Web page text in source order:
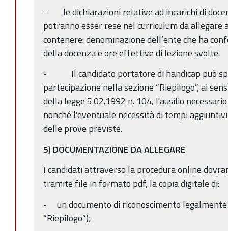
- le dichiarazioni relative ad incarichi di
potranno esser rese nel curriculum da allegare
contenere: denominazione dell’ente che ha
della docenza e ore effettive di lezione svolte.
- Il candidato portatore di handicap può
partecipazione nella sezione “Riepilogo”, ai
della legge 5.02.1992 n. 104, l'ausilio
nonché l'eventuale necessità di tempi
delle prove previste.
5) DOCUMENTAZIONE DA ALLEGARE
I candidati attraverso la procedura online
tramite file in formato pdf, la copia digitale di:
- un documento di riconoscimento legalmente
“Riepilogo”);